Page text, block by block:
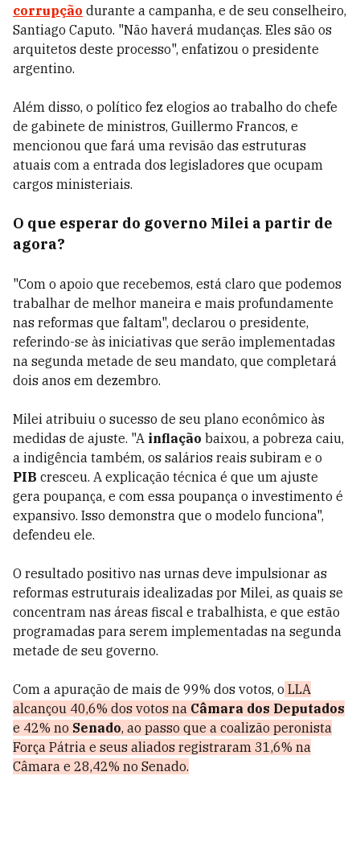
corrupção durante a campanha, e de seu conselheiro,
Santiago Caputo. "Não haverá mudanças. Eles são os
arquitetos deste processo", enfatizou o presidente
argentino.
Além disso, o político fez elogios ao trabalho do chefe
de gabinete de ministros, Guillermo Francos, e
mencionou que fará uma revisão das estruturas
atuais com a entrada dos legisladores que ocupam
cargos ministeriais.
O que esperar do governo Milei a partir de
agora?
"Com o apoio que recebemos, está claro que podemos
trabalhar de melhor maneira e mais profundamente
nas reformas que faltam", declarou o presidente,
referindo-se às iniciativas que serão implementadas
na segunda metade de seu mandato, que completará
dois anos em dezembro.
Milei atribuiu o sucesso de seu plano econômico às
medidas de ajuste. "A inflação baixou, a pobreza caiu,
a indigência também, os salários reais subiram e o
PIB cresceu. A explicação técnica é que um ajuste
gera poupança, e com essa poupança o investimento é
expansivo. Isso demonstra que o modelo funciona",
defendeu ele.
O resultado positivo nas urnas deve impulsionar as
reformas estruturais idealizadas por Milei, as quais se
concentram nas áreas fiscal e trabalhista, e que estão
programadas para serem implementadas na segunda
metade de seu governo.
Com a apuração de mais de 99% dos votos, o LLA
alcançou 40,6% dos votos na Câmara dos Deputados
e 42% no Senado, ao passo que a coalizão peronista
Força Pátria e seus aliados registraram 31,6% na
Câmara e 28,42% no Senado.